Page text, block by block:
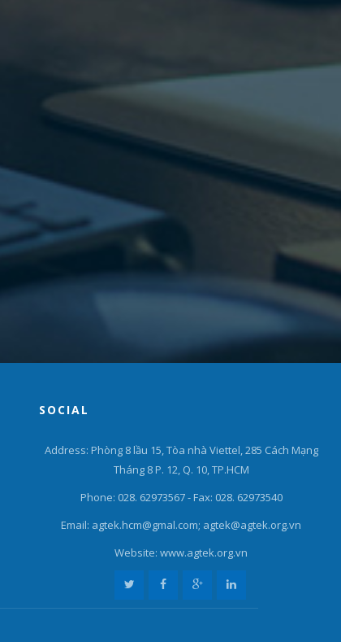
SOCIAL
Address: Phòng 8 lầu 15, Tòa nhà Viettel, 285 Cách Mạng
Tháng 8 P. 12, Q. 10, TP.HCM
Phone: 028. 62973567 - Fax: 028. 62973540
Email: agtek.hcm@gmal.com; agtek@agtek.org.vn
Website: www.agtek.org.vn